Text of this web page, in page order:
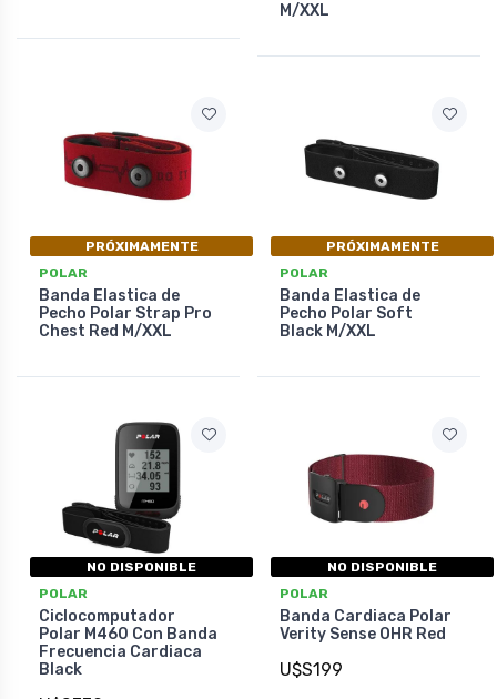
M/XXL
PRÓXIMAMENTE
POLAR
Banda Elastica de
Pecho Polar Strap Pro
Chest Red M/XXL
PRÓXIMAMENTE
POLAR
Banda Elastica de
Pecho Polar Soft
Black M/XXL
NO DISPONIBLE
POLAR
Ciclocomputador
Polar M460 Con Banda
Frecuencia Cardiaca
Black
NO DISPONIBLE
POLAR
Banda Cardiaca Polar
Verity Sense OHR Red
U$S199